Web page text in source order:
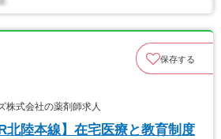
保存する
式会社の薬剤師求人
北陸本線】在宅医療と教育制度